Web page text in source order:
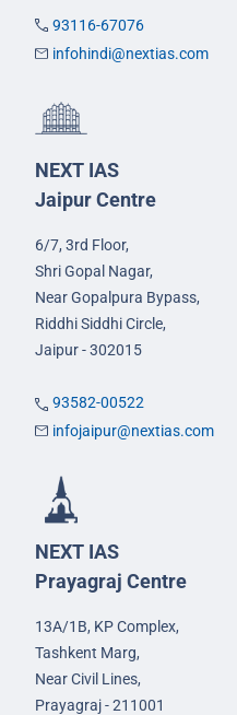
93116-67076
infohindi@nextias.com
NEXT IAS
Jaipur Centre
6/7, 3rd Floor,
Shri Gopal Nagar,
Near Gopalpura Bypass,
Riddhi Siddhi Circle,
Jaipur - 302015
93582-00522
infojaipur@nextias.com
NEXT IAS
Prayagraj Centre
13A/1B, KP Complex,
Tashkent Marg,
Near Civil Lines,
Prayagraj - 211001